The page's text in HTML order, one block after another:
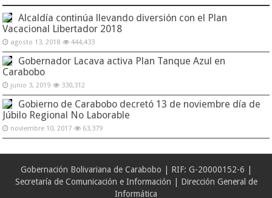
Alcaldía continúa llevando diversión con el Plan
Vacacional Libertador 2018
agosto 13, 2018 444,433
Gobernador Lacava activa Plan Tanque Azul en
Carabobo
junio 3, 2019 330,312
Gobierno de Carabobo decretó 13 de noviembre día de
Júbilo Regional No Laborable
noviembre 10, 2017 63,379
Gobernación Bolivariana de Carabobo | RIF: G-20000152-6 |
Secretaría de Comunicación e Información | Dirección General de
Informática